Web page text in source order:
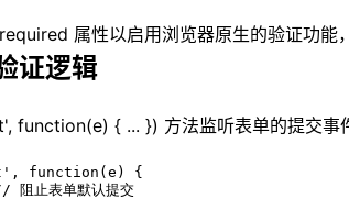
属性以启用浏览器原生的验证功能
证逻辑
function(e) { ... }) 方法监听表单的提交事
function(e) {
止表单默认提交